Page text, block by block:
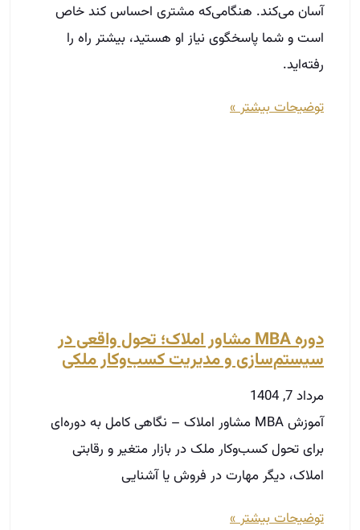
آسان می‌کند. هنگامی‌که مشتری احساس کند خاص
است و شما پاسخگوی نیاز او هستید، بیشتر راه را
رفته‌اید.
توضیحات بیشتر »
دوره MBA مشاور املاک؛ تحول واقعی در
سیستم‌سازی و مدیریت کسب‌وکار ملکی
مرداد 7, 1404
آموزش MBA مشاور املاک – نگاهی کامل به دوره‌ای
برای تحول کسب‌وکار ملک در بازار متغیر و رقابتی
املاک، دیگر مهارت در فروش یا آشنایی
توضیحات بیشتر »